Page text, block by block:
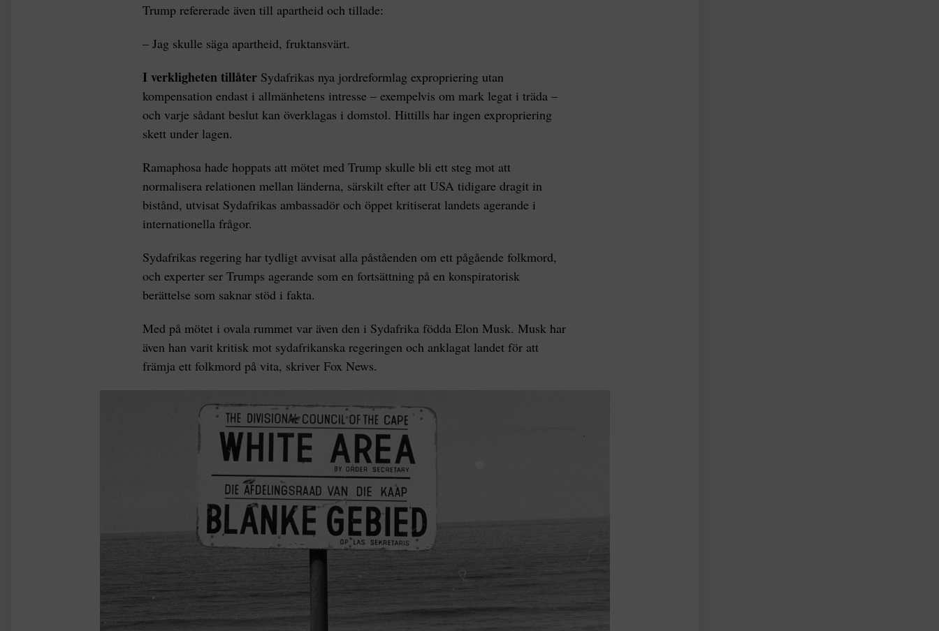
Trump refererade även till apartheid och tillade:
– Jag skulle säga apartheid, fruktansvärt.
I verkligheten tillåter Sydafrikas nya jordreformlag expropriering utan
kompensation endast i allmänhetens intresse – exempelvis om mark legat i träda –
och varje sådant beslut kan överklagas i domstol. Hittills har ingen expropriering
skett under lagen.
Ramaphosa hade hoppats att mötet med Trump skulle bli ett steg mot att
normalisera relationen mellan länderna, särskilt efter att USA tidigare dragit in
bistånd, utvisat Sydafrikas ambassadör och öppet kritiserat landets agerande i
internationella frågor.
Sydafrikas regering har tydligt avvisat alla påståenden om ett pågående folkmord,
och experter ser Trumps agerande som en fortsättning på en konspiratorisk
berättelse som saknar stöd i fakta.
Med på mötet i ovala rummet var även den i Sydafrika födda Elon Musk. Musk har
även han varit kritisk mot sydafrikanska regeringen och anklagat landet för att
främja ett folkmord på vita, skriver Fox News.